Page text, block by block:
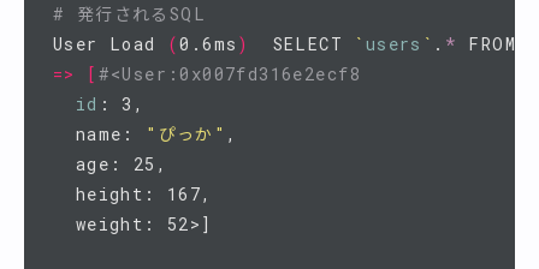
# 発行されるSQL
User Load
(0.6ms )
  SELECT
` users ` . * FROM
=>
[ #<User:0x007fd316e2ecf8
id : 3,
  name:
"ぴっか" ,
  age: 25,
  height: 167,